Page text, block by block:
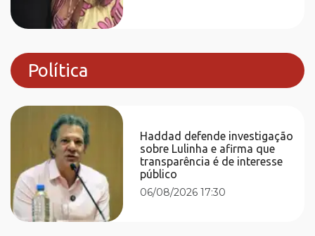
Política
Haddad defende investigação
sobre Lulinha e afirma que
transparência é de interesse
público
06/08/2026 17:30